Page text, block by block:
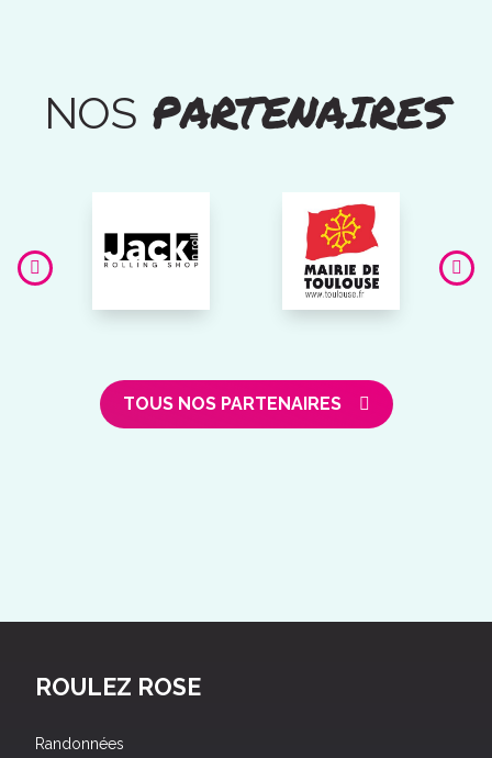
NOSPARTENAIRES
TOUS NOS PARTENAIRES
ROULEZ ROSE
Randonnées